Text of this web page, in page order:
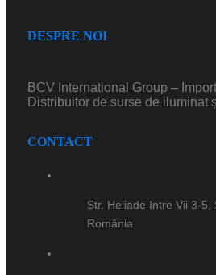
DESPRE NOI
BCV International Group –
Distribuitor de surse de iluminat
CONTACT
Str. Heliade Intre Vii 3-5,
România